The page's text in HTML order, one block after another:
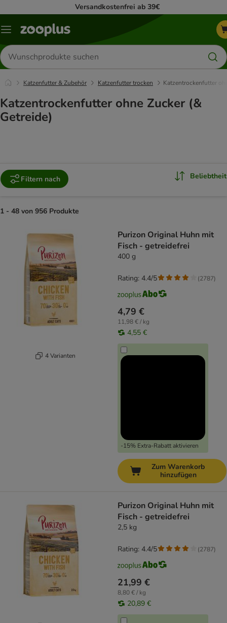
Versandkostenfrei ab 39€
Menü
Produkte
suchen
Katzenfutter & Zubehör Katzenfutter trocken Katzentrockenfutter
Katzentrockenfutter ohne Zucker (&
Getreide)
Filtern nach Beliebtheit
1 - 48 von 956 Produkte
4 Varianten
Purizon Original Huhn mit
Fisch - getreidefrei
400 g
4,79 €
11,98 € / kg
4,55 €
-15% Extra-Rabatt aktivieren
Rating: 4.4/5 (2787)
Zum Warenkorb
hinzufügen
Purizon Original Huhn mit
Fisch - getreidefrei
2,5 kg
21,99 €
8,80 € / kg
20,89 €
Rating: 4.4/5 (2787)